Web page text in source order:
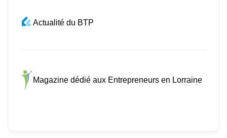
Actualité du BTP
Magazine dédié aux Entrepreneurs en Lorraine